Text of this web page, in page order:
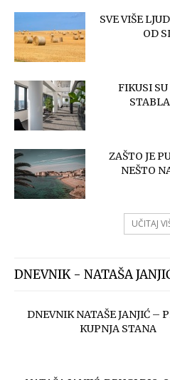
SVE VIŠE
OD
FIKUSI
ZAŠTO JE
NEŠTO
UČITAJ
DNEVNIK - NATAŠA
DNEVNIK NATAŠE JANJIĆ –
KUPNJA STANA